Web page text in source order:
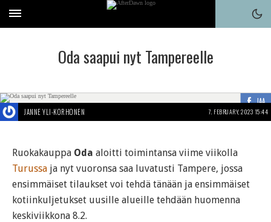
Oda saapui nyt Tampereelle
JAA
JANNE YLI-KORHONEN 7. FEBRUARY, 2023 15:44
Ruokakauppa Oda aloitti toimintansa viime viikolla
Turussa ja nyt vuoronsa saa luvatusti Tampere, jossa
ensimmäiset tilaukset voi tehdä tänään ja ensimmäiset
kotiinkuljetukset uusille alueille tehdään huomenna
keskiviikkona 8.2.